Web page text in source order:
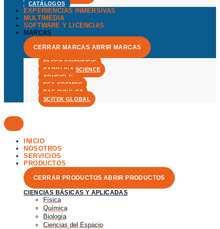
CATÁLOGOS
EXPERIENCIAS INMERSIVAS
MULTIMEDIA
SOFTWARE Y LICENCIAS
MARCAS
CERRAR MARCAS ABRIR MARCAS
PASCO SCIENTIFIC
CAROLINA SCIENCE
ARMFIELD
RSA COSMOS
DAE SUNG G3
SCITEK GLOBAL
INICIO
NOSOTROS
SERVICIOS
PRODUCTOS
CERRAR PRODUCTOS ABRIR PRODUCTOS
CIENCIAS BÁSICAS Y APLICADAS
Física
Química
Biología
Ciencias del Espacio